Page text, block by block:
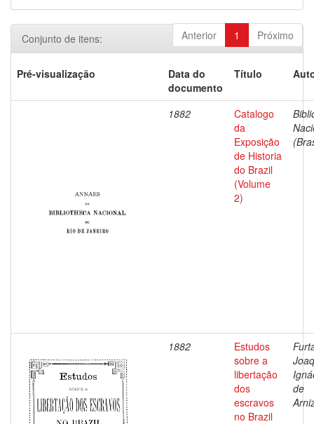
Anterior 1 Próximo
Conjunto de itens:
Pré-visualização
Data do
documento
Título
1882
Catalogo
da
Exposição
de Historia
do Brazil
(Volume
2)
1882
Estudos
sobre a
libertação
dos
escravos
no Brazil
de